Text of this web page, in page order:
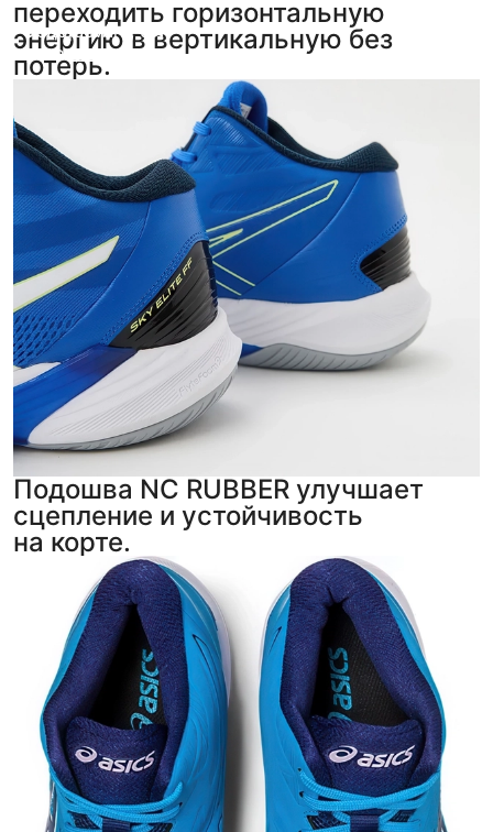
переходить горизонтальную
энергию в вертикальную без
потерь.
Che Guevara , 5
фотоиз отзыва
Фёдор, 5
фотоиз отзыва
Подошва NC RUBBER улучшает
сцепление и устойчивость
на корте.